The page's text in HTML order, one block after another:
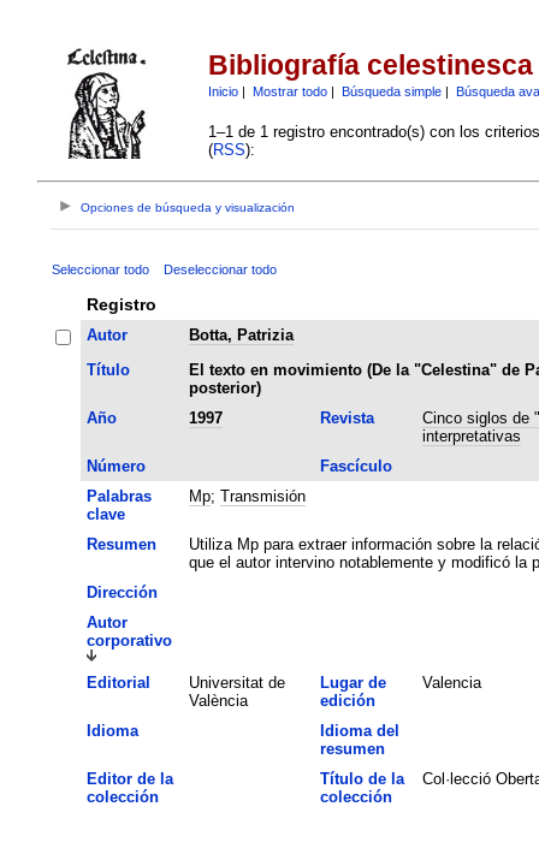
Bibliografía celestinesca
Inicio| Mostrar todo| Búsqueda simple| Búsqueda
1–1 de 1 registro encontrado(s) con los
(RSS):
Opciones de búsqueda y visualización
Seleccionar todo Deseleccionar todo
Registro
Autor
Botta, Patrizia
Título
El texto en movimiento (De la "Celestina" de
posterior)
Año
1997 Revista
Cinco siglos de
interpretativas
Número
Fascículo
Palabras
clave
Mp; Transmisión
Resumen
Utiliza Mp para extraer información sobre la
que el autor intervino notablemente y modificó la
Dirección
Autor
corporativo
Editorial
Universitat de
València
Lugar de
edición
Valencia
Idioma
Idioma del
resumen
Editor de la
colección
Título de la
colección
Col·lecció